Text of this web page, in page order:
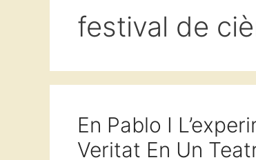
festival de
En Pablo I
Veritat En Un